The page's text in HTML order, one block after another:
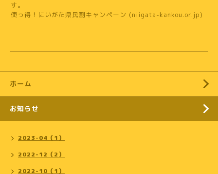
す。
使っ得！にいがた県民割キャンペーン (niigata-kankou.or.jp)
ホーム
お知らせ
2023-04（1）
2022-12（2）
2022-10（1）